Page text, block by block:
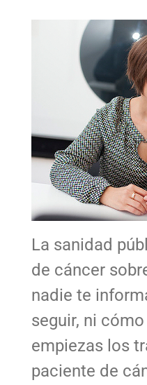
La sanidad
de cáncer
nadie te
seguir, ni
empiezas los
paciente de